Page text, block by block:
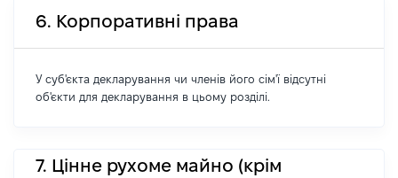
6. Корпоративні права
У суб'єкта декларування чи членів його сім'ї відсутні
об'єкти для декларування в цьому розділі.
7. Цінне рухоме майно (крім